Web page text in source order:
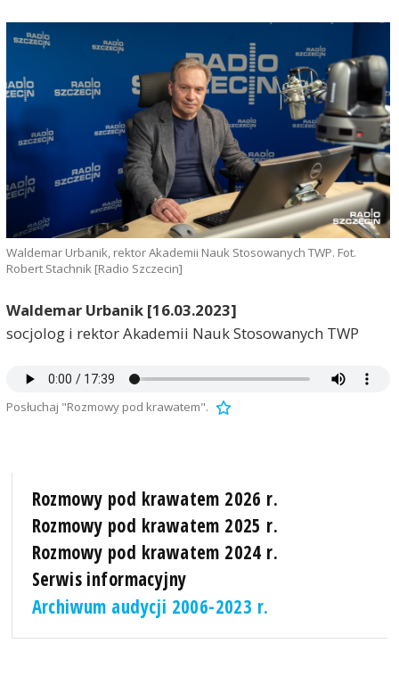
Waldemar Urbanik, rektor Akademii Nauk Stosowanych TWP. Fot.
Robert Stachnik [Radio Szczecin]
Waldemar Urbanik [16.03.2023]
socjolog i rektor Akademii Nauk Stosowanych TWP
Posłuchaj "Rozmowy pod krawatem".
Rozmowy pod krawatem 2026 r.
Rozmowy pod krawatem 2025 r.
Rozmowy pod krawatem 2024 r.
Serwis informacyjny
Archiwum audycji 2006-2023 r.